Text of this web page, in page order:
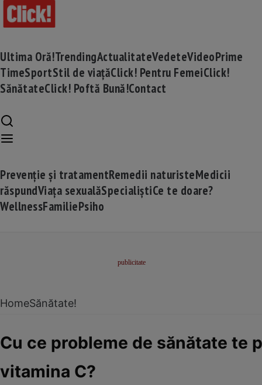
Ultima Oră!TrendingActualitateVedeteVideoPrime
TimeSportStil de viațăClick! Pentru FemeiClick!
SănătateClick! Poftă Bună!Contact
Prevenție și tratamentRemedii naturisteMedicii
răspundViața sexualăSpecialiștiCe te doare?
WellnessFamiliePsiho
HomeSănătate!
Cu ce probleme de sănătate
vitamina C?